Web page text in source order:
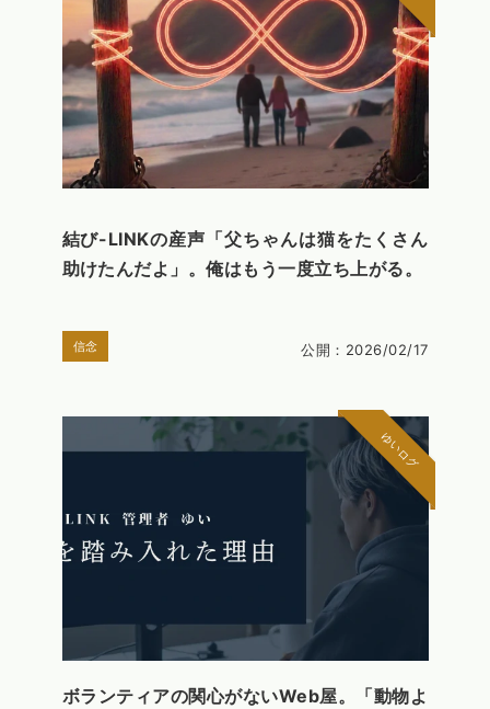
結び-LINKの産声「父ちゃんは猫をたくさん
助けたんだよ」。俺はもう一度立ち上がる。
信念 公開：2026/02/17
ボランティアの関心がないWeb屋。「動物よ
ゆいログ